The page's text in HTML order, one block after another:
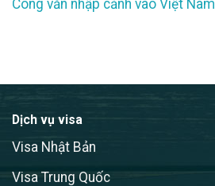
Công văn nhập cảnh vào Việt Nam
Dịch vụ visa
Visa Nhật Bản
Visa Trung Quốc